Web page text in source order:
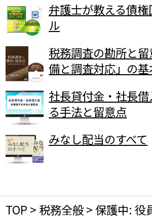
弁護士が教える債
ル
税務調査の勘所と
備と調査対応」の基
社長貸付金・社長
る手法と留意点
みなし配当のすべて
TOP > 税務全般>保護中: 役